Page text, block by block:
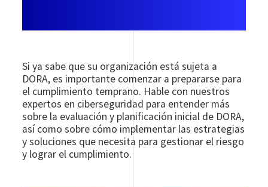
Si ya sabe que su organización está sujeta a
DORA, es importante comenzar a prepararse para
el cumplimiento temprano. Hable con nuestros
expertos en ciberseguridad para entender más
sobre la evaluación y planificación inicial de DORA,
así como sobre cómo implementar las estrategias
y soluciones que necesita para gestionar el riesgo
y lograr el cumplimiento.